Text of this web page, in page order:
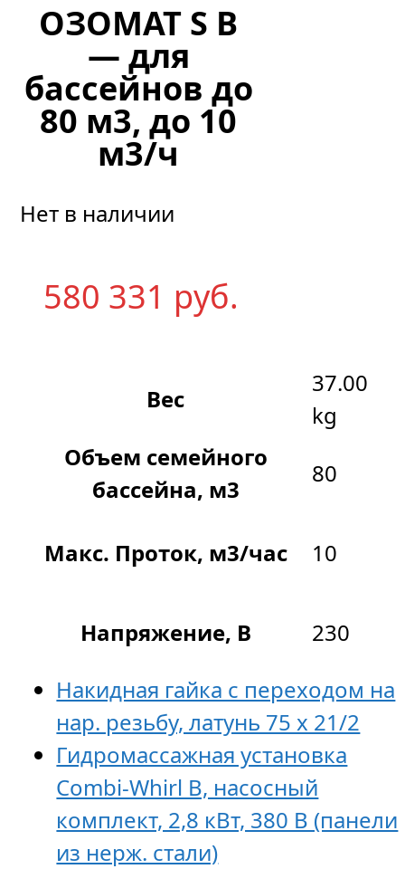
ОЗОМАТ S B
— для
бассейнов до
80 м3, до 10
м3/ч
Нет в наличии
580 331 руб.
Вес
37.00
kg
Объем семейного
бассейна, м3
80
Макс. Проток, м3/час 10
Напряжение, В
230
Накидная гайка с переходом на
нар. резьбу, латунь 75 x 21/2
Гидромассажная установка
Combi-Whirl B, насосный
комплект, 2,8 кВт, 380 В (панели
из нерж. стали)